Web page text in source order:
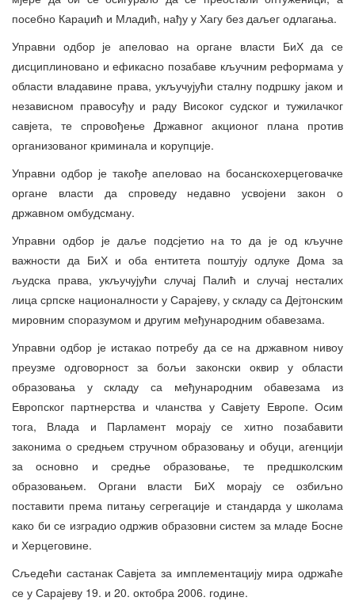
посебно Караџић и Младић, нађу у Хагу без даљег одлагања.
Управни одбор је апеловао на органе власти БиХ да се
дисциплиновано и ефикасно позабаве кључним реформама у
области владавине права, укључујући сталну подршку јаком и
независном правосуђу и раду Високог судског и тужилачког
савјета, те спровођење Државног акционог плана против
организованог криминала и корупције.
Управни одбор је такође апеловао на босанскохерцеговачке
органе власти да спроведу недавно усвојени закон о
државном омбудсману.
Управни одбор је даље подсјетио на то да је од кључне
важности да БиХ и оба ентитета поштују одлуке Дома за
људска права, укључујући случај Палић и случај несталих
лица српске националности у Сарајеву, у складу са Дејтонским
мировним споразумом и другим међународним обавезама.
Управни одбор је истакао потребу да се на државном нивоу
преузме одговорност за бољи законски оквир у области
образовања у складу са међународним обавезама из
Европског партнерства и чланства у Савјету Европе. Осим
тога, Влада и Парламент морају се хитно позабавити
законима о средњем стручном образовању и обуци, агенцији
за основно и средње образовање, те предшколским
образовањем. Органи власти БиХ морају се озбиљно
поставити према питању сегрегације и стандарда у школама
како би се изградио одржив образовни систем за младе Босне
и Херцеговине.
Сљедећи састанак Савјета за имплементацију мира одржаће
се у Сарајеву 19. и 20. октобра 2006. године.